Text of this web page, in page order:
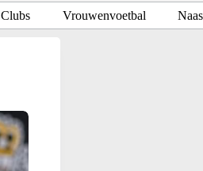
Clubs Vrouwenvoetbal